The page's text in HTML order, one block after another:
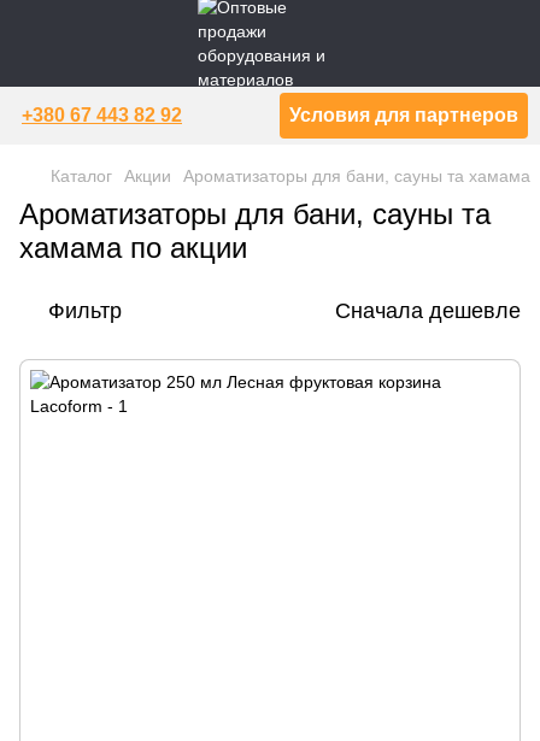
+380 67 443 82 92 Условия для партнеров
Каталог Акции Ароматизаторы для бани, сауны та хамама
Ароматизаторы для бани, сауны та
хамама по акции
Фильтр Сначала дешевле